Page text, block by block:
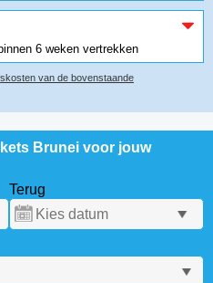
6 weken vertrekken
van de bovenstaande
Brunei voor jouw
Terug